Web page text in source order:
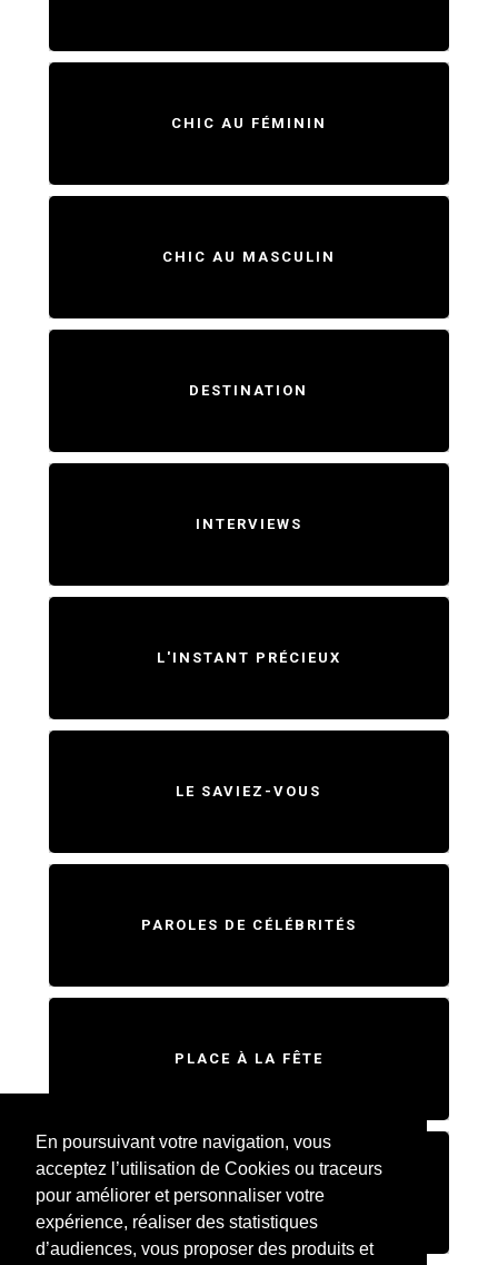
En poursuivant votre navigation, vous
acceptez l’utilisation de Cookies ou traceurs
pour améliorer et personnaliser votre
expérience, réaliser des statistiques
d’audiences, vous proposer des produits et
CHIC AU FÉMININ
CHIC AU MASCULIN
DESTINATION
INTERVIEWS
L'INSTANT PRÉCIEUX
LE SAVIEZ-VOUS
PAROLES DE CÉLÉBRITÉS
PLACE À LA FÊTE
SWEET HOME